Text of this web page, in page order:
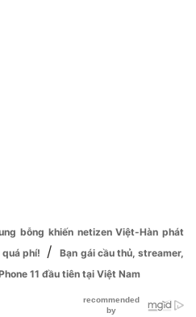
bỗng khiến netizen Việt-Hàn phát
phí!
/
Bạn gái cầu thủ, streamer,
11 đầu tiên tại Việt Nam